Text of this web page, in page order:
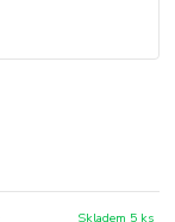
Skladem 5 ks